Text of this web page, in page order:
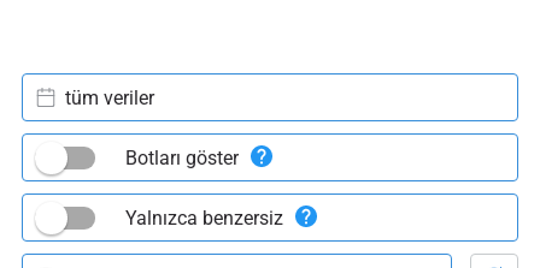
tüm veriler
Botları göster
Yalnızca benzersiz